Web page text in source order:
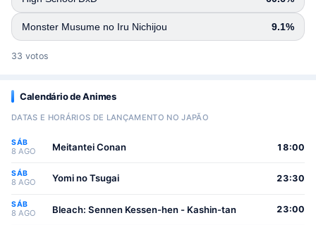
Monster Musume no Iru Nichijou 9.1%
33 votos
Calendário de Animes
DATAS E HORÁRIOS DE LANÇAMENTO NO JAPÃO
SÁB
8 AGO Meitantei Conan 18:00
SÁB
8 AGO Yomi no Tsugai 23:30
SÁB
8 AGO Bleach: Sennen Kessen-hen - Kashin-tan 23:00